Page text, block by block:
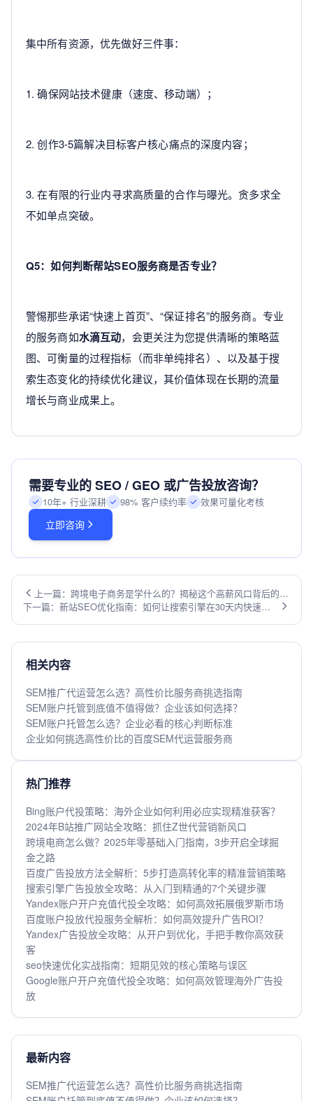
集中所有资源，优先做好三件事：
1. 确保网站技术健康（速度、移动端）；
2. 创作3-5篇解决目标客户核心痛点的深度内容；
3. 在有限的行业内寻求高质量的合作与曝光。贪多求全
不如单点突破。
Q5：如何判断帮站SEO服务商是否专业？
警惕那些承诺“快速上首页”、“保证排名”的服务商。专业
的服务商如水滴互动，会更关注为您提供清晰的策略蓝
图、可衡量的过程指标（而非单纯排名）、以及基于搜
索生态变化的持续优化建议，其价值体现在长期的流量
增长与商业成果上。
需要专业的 SEO / GEO 或广告投放咨询？
10年+ 行业深耕 98% 客户续约率 效果可量化考核
立即咨询
上一篇：跨境电子商务是学什么的？揭秘这个高薪风口背后的知
识体系与实战技能
下一篇：新站SEO优化指南：如何让搜索引擎在30天内快速收
相关内容
SEM推广代运营怎么选？高性价比服务商挑选指南
SEM账户托管到底值不值得做？企业该如何选择？
SEM账户托管怎么选？企业必看的核心判断标准
企业如何挑选高性价比的百度SEM代运营服务商
热门推荐
Bing账户代投策略：海外企业如何利用必应实现精准获客？
2024年B站推广网站全攻略：抓住Z世代营销新风口
跨境电商怎么做？2025年零基础入门指南，3步开启全球掘
金之路
百度广告投放方法全解析：5步打造高转化率的精准营销策略
搜索引擎广告投放全攻略：从入门到精通的7个关键步骤
Yandex账户开户充值代投全攻略：如何高效拓展俄罗斯市场
百度账户投放代投服务全解析：如何高效提升广告ROI？
Yandex广告投放全攻略：从开户到优化，手把手教你高效获
客
seo快速优化实战指南：短期见效的核心策略与误区
Google账户开户充值代投全攻略：如何高效管理海外广告投
放
最新内容
SEM推广代运营怎么选？高性价比服务商挑选指南